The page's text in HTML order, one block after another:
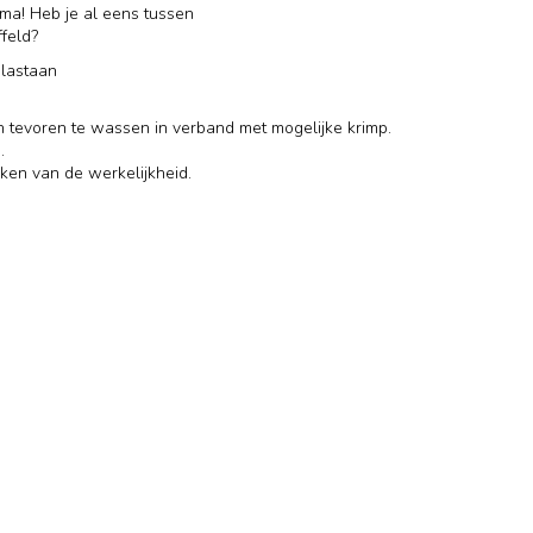
Heb je al eens tussen
te wassen in verband met mogelijke krimp.
van de werkelijkheid.